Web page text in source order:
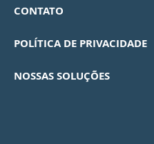
CONTATO
POLÍTICA DE PRIVACIDADE
NOSSAS SOLUÇÕES